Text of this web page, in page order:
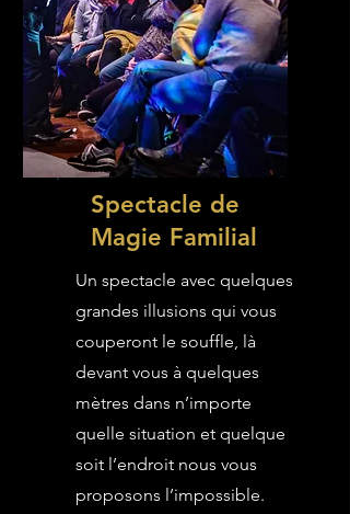
Spectacle de
Magie Familial
Un spectacle avec quelques
grandes illusions qui vous
couperont le souffle, là
devant vous à quelques
mètres dans n’importe
quelle situation et quelque
soit l’endroit nous vous
proposons l’impossible.